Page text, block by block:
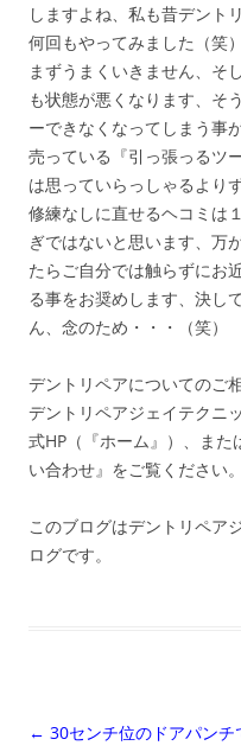
しますよね、私も昔デント
何回もやってみました（笑
まずうまくいきません、そ
も状態が悪くなります、そ
ーできなくなってしまう事
売っている『引っ張っるツ
は思っていらっしゃるより
修練なしに直せるヘコミは
ぎではないと思います、万
たらご自分では触らずにお
る事をお奨めします、決し
ん、念のため・・・（笑）
デントリペアについてのご
デントリペアジェイテクニ
式HP（『ホーム』）、ま
い合わせ』をご覧ください。
このブログはデントリペア
ログです。
投
← 30センチ位のドアパンチ